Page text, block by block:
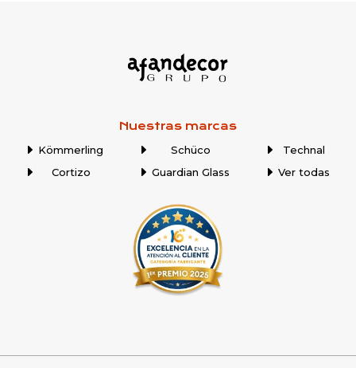
Nuestras marcas
Kömmerling
Cortizo
Schüco
Guardian Glass
Technal
Ver todas